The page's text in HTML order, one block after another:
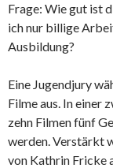
Frage: Wie gut ist
ich nur billige
Ausbildung?
Eine Jugendjury
Filme aus. In einer
zehn Filmen fünf
werden. Verstärkt
von Kathrin Fricke